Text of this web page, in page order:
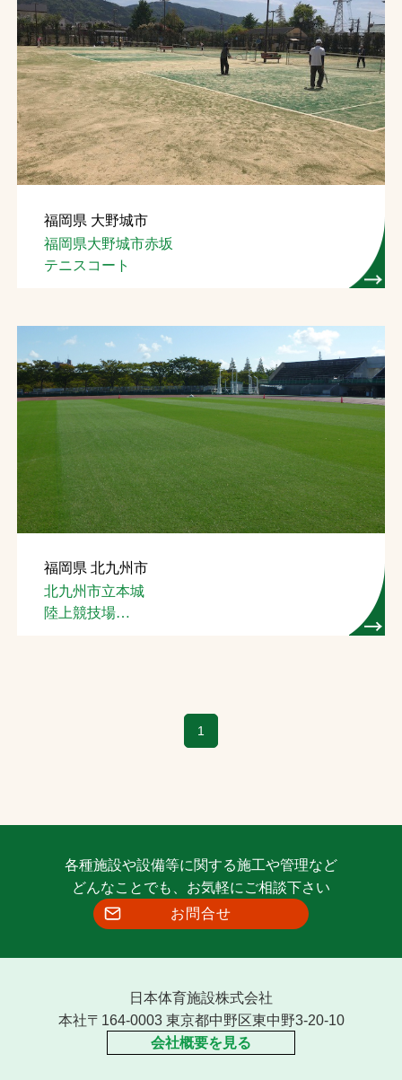
福岡県 大野城市
福岡県大野城市赤坂
テニスコート
福岡県 北九州市
北九州市立本城
陸上競技場
1
各種施設や設備等に関する施工や管理など
どんなことでも、お気軽にご相談下さい
お問合せ
日本体育施設株式会社
本社〒164-0003 東京都中野区東中野3-20-10
会社概要を見る